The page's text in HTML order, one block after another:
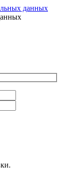
данных